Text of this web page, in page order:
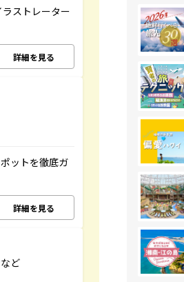
ストレーター
詳細を見る
ットを徹底ガ
詳細を見る
ど